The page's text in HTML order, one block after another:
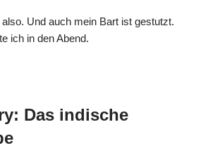
Und auch mein Bart ist gestutzt.
ich in den Abend.
Das indische